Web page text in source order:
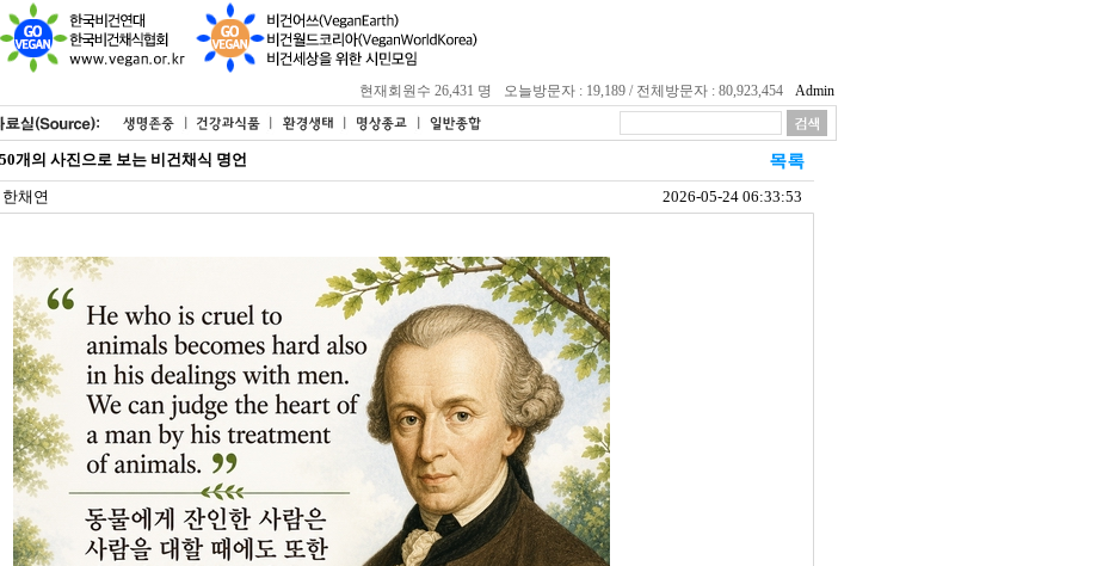
현재회원수 26,431 명 오늘방문자 : 19,189 / 전체방문자 : 80,923,454 Admin
개의 사진으로 보는 비건채식 명언
한채연 2026-05-24 06:33:53